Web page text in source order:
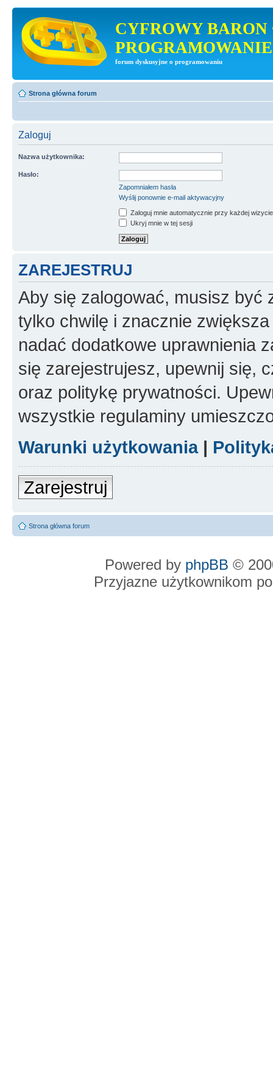
CYFROWY BARON
PROGRAMOWANIE
forum dyskusyjne o programowaniu
Strona główna forum
Zaloguj
Nazwa użytkownika:
Hasło:
Zapomniałem hasła
Wyślij ponownie e-mail aktywacyjny
Zaloguj mnie automatycznie przy każdej wizycie
Ukryj mnie w tej sesji
ZAREJESTRUJ
Aby się zalogować, musisz być
tylko chwilę i znacznie
nadać dodatkowe uprawnienia
się zarejestrujesz, upewnij się,
oraz politykę prywatności.
wszystkie regulaminy
Warunki użytkowania|
Zarejestruj
Strona główna forum
Powered by phpBB ©
Przyjazne użytkownikom